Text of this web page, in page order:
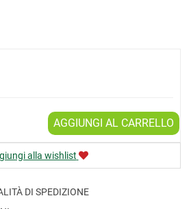
AGGIUNGI AL CARRELLO
alla wishlist
DI SPEDIZIONE